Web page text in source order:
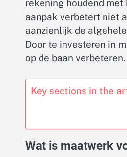
rekening houdend
aanpak verbetert niet
aanzienlijk de
Door te investeren in
op de baan verbeteren.
Key sections in the
Wat is maatwerk